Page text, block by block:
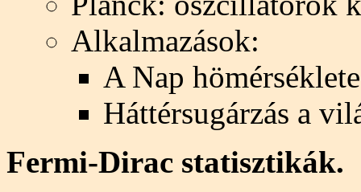
Alkalmazások:
A Nap
Háttérsugárzás a
Fermi-Dirac statisztikák.